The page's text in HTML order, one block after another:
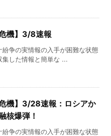
機】3/8速報
紛争の実情報の入手が困難な状態
集した情報と簡単な ...
危機】3/28速報：ロシアか
核爆弾！
紛争の実情報の入手が困難な状態